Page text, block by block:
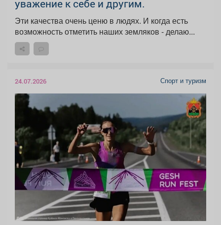
уважение к себе и другим.
Эти качества очень ценю в людях. И когда есть
возможность отметить наших земляков - делаю...
24.07.2026 Спорт и туризм